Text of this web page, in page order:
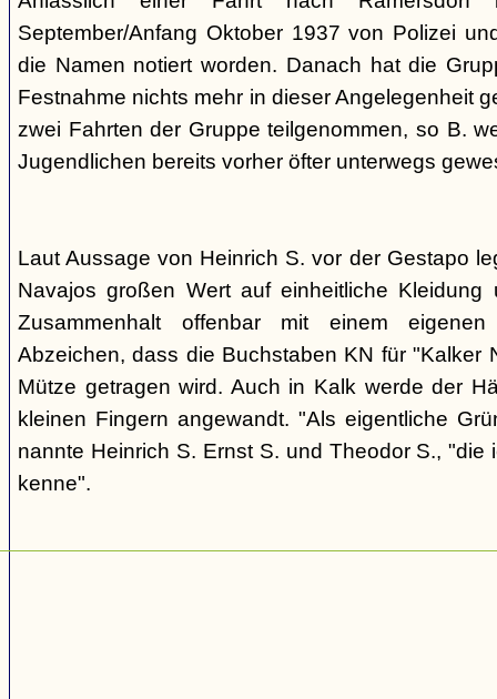
September/Anfang Oktober 1937 von Polizei
die Namen notiert worden. Danach hat die
Festnahme nichts mehr in dieser Angelegenheit
zwei Fahrten der Gruppe teilgenommen, so B.
Jugendlichen bereits vorher öfter unterwegs
Laut Aussage von Heinrich S. vor der Gestapo
Navajos großen Wert auf einheitliche Kleidung
Zusammenhalt offenbar mit einem
Abzeichen, dass die Buchstaben KN für "Kalker
Mütze getragen wird. Auch in Kalk werde der
kleinen Fingern angewandt. "Als eigentliche
nannte Heinrich S. Ernst S. und Theodor S., "die
kenne".